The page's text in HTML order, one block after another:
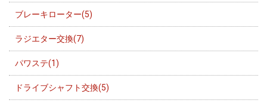
ブレーキローター(5)
ラジエター交換(7)
パワステ(1)
ドライブシャフト交換(5)